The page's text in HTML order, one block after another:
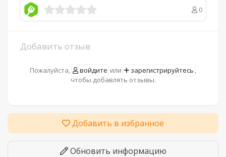
0
Добавить отзыв
Пожалуйста, войдите или зарегистрируйтесь ,
чтобы добавлять отзывы.
Добавить в избранное
Обновить информацию